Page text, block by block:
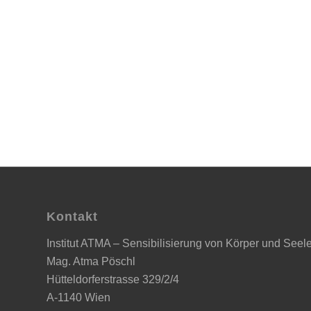
Kontakt
Institut ATMA – Sensibilisierung von Körper und
Mag. Atma Pöschl
Hütteldorferstrasse 329/2/4
A-1140 Wien